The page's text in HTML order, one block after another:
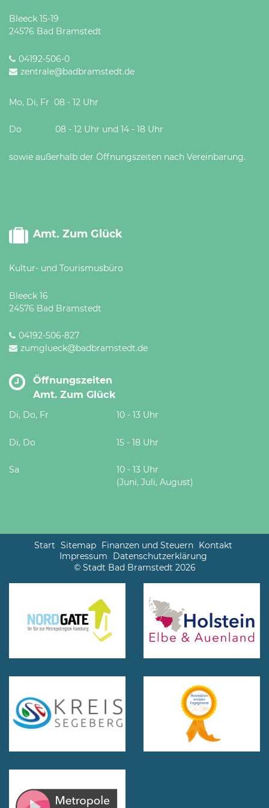
nach
Vereinbarung.
Bleeck 15-19
24576 Bad Bramstedt
04192-506-0
zentrale@badbramstedt.de
Mo, Di, Fr 08 - 12 Uhr
Do 08 - 12 Uhr und 14 - 18 Uhr
sowie außerhalb der Öffnungszeiten nach Vereinbarung.
Amt. Zum Glück
Kultur- und Tourismusbüro
Bleeck 16
24576 Bad Bramstedt
04192-506-827
zumglueck@badbramstedt.de
Öffnungszeiten
Amt. Zum Glück
Di, Do, Fr 10 - 13 Uhr
Di, Do 15 - 18 Uhr
Sa
10 - 13 Uhr
(Juni, Juli, August)
Start Sitemap Finanzen und Steuern Kontakt
Impressum
Datenschutzerklärung
© Stadt Bad Bramstedt 2026